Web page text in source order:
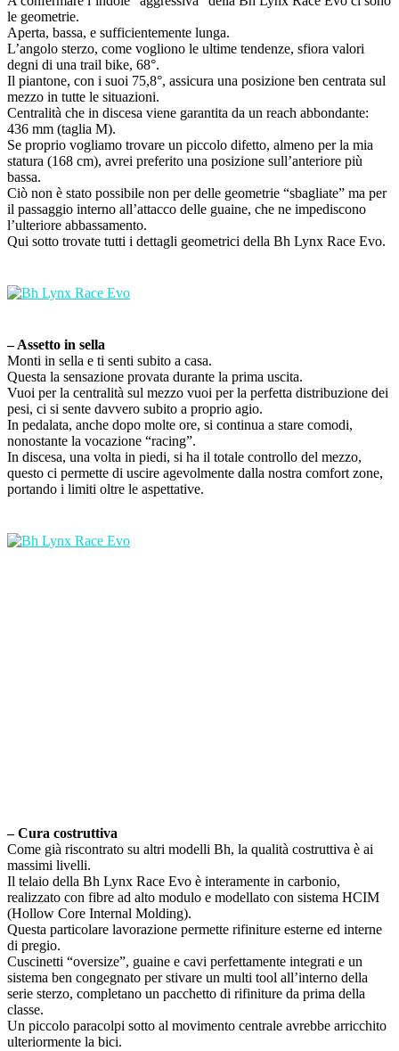
le geometrie.
Aperta, bassa, e sufficientemente lunga.
L’angolo sterzo, come vogliono le ultime tendenze, sfiora valori
degni di una trail bike, 68°.
Il piantone, con i suoi 75,8°, assicura una posizione ben centrata sul
mezzo in tutte le situazioni.
Centralità che in discesa viene garantita da un reach abbondante:
436 mm (taglia M).
Se proprio vogliamo trovare un piccolo difetto, almeno per la mia
statura (168 cm), avrei preferito una posizione sull’anteriore più
bassa.
Ciò non è stato possibile non per delle geometrie “sbagliate” ma per
il passaggio interno all’attacco delle guaine, che ne impediscono
l’ulteriore abbassamento.
Qui sotto trovate tutti i dettagli geometrici della Bh Lynx Race Evo.
– Assetto in sella
Monti in sella e ti senti subito a casa.
Questa la sensazione provata durante la prima uscita.
Vuoi per la centralità sul mezzo vuoi per la perfetta distribuzione dei
pesi, ci si sente davvero subito a proprio agio.
In pedalata, anche dopo molte ore, si continua a stare comodi,
nonostante la vocazione “racing”.
In discesa, una volta in piedi, si ha il totale controllo del mezzo,
questo ci permette di uscire agevolmente dalla nostra comfort zone,
portando i limiti oltre le aspettative.
– Cura costruttiva
Come già riscontrato su altri modelli Bh, la qualità costruttiva è ai
massimi livelli.
Il telaio della Bh Lynx Race Evo è interamente in carbonio,
realizzato con fibre ad alto modulo e modellato con sistema HCIM
(Hollow Core Internal Molding).
Questa particolare lavorazione permette rifiniture esterne ed interne
di pregio.
Cuscinetti “oversize”, guaine e cavi perfettamente integrati e un
sistema ben congegnato per stivare un multi tool all’interno della
serie sterzo, completano un pacchetto di rifiniture da prima della
classe.
Un piccolo paracolpi sotto al movimento centrale avrebbe arricchito
ulteriormente la bici.